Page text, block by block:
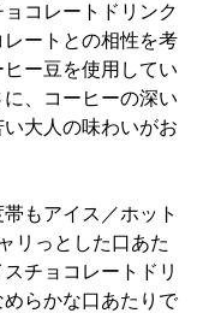
コレートドリンク
ートとの相性を考
ー豆を使用してい
、コーヒーの深い
大人の味わいがお
もアイス／ホット
リっとした口あた
チョコレートドリ
らかな口あたりで